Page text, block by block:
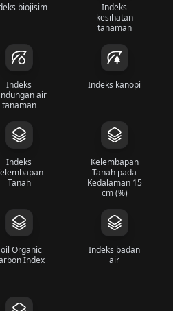
biojisim
Indeks
kesihatan
tanaman
Indeks
air
tanaman
Indeks kanopi
Indeks
Tanah
Kelembapan
Tanah pada
Kedalaman 15
cm (%)
Organic
Index
Indeks badan
air